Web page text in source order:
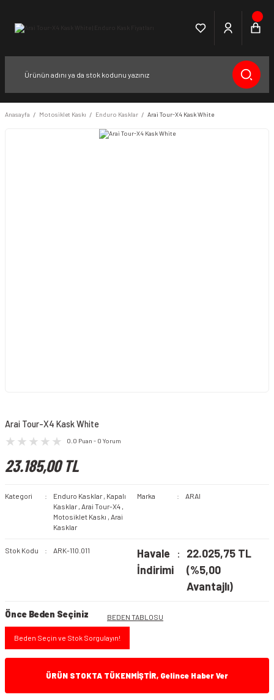
Anasayfa Motosiklet Kaskı Enduro Kasklar Arai Tour-X4 Kask White
Arai Tour-X4 Kask White
0.0 Puan - 0 Yorum
23.185,00 TL
Kategori Enduro Kasklar , Kapalı
Kasklar , Arai Tour-X4 ,
Motosiklet Kaskı , Arai
Kasklar
Marka ARAI
Stok Kodu ARK-110.011
Havale
İndirimi
22.025,75 TL
(%5,00
Avantajlı)
Önce Beden Seçiniz BEDEN TABLOSU
Beden Seçin ve Stok Sorgulayın!
ÜRÜN STOKTA TÜKENMİŞTİR, Gelince Haber Ver